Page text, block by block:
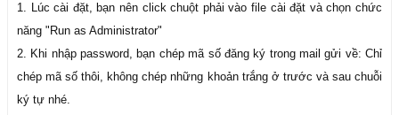
1. Lúc cài đặt, bạn nên click chuột phải vào file cài đặt và chọn chức
năng "Run as Administrator"
2. Khi nhập password, bạn chép mã số đăng ký trong mail gửi về: Chỉ
chép mã số thôi, không chép những khoản trắng ở trước và sau chuỗi
ký tự nhé.